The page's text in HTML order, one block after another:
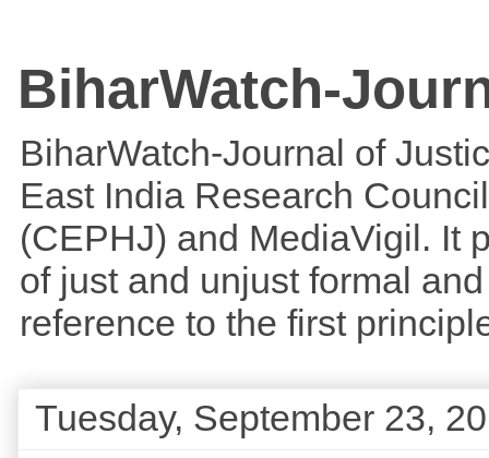
BiharWatch-
BiharWatch-Journal of
East India Research
(CEPHJ) and MediaVigil. It
of just and unjust formal
reference to the first
Tuesday, September 23,